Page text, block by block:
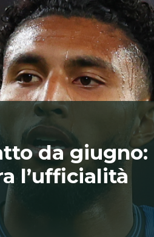
da giugno:
l’ufficialità